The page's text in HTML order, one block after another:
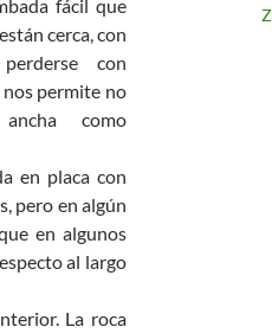
fácil que
cerca, con
con
permite no
como
en placa con
pero en algún
en algunos
al largo
La roca